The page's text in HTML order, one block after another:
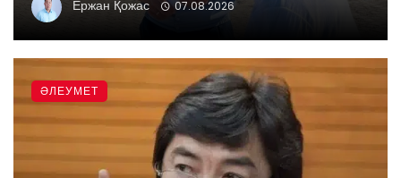
Ержан Қожас 07.08.2026
ӘЛЕУМЕТ